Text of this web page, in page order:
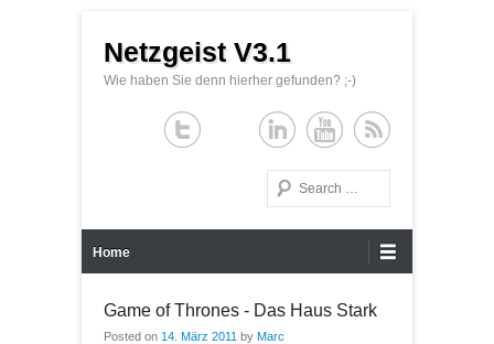
Netzgeist V3.1
Wie haben Sie denn hierher gefunden? ;-)
Search
Home
Game of Thrones - Das Haus Stark
Posted on 14. März 2011 by Marc